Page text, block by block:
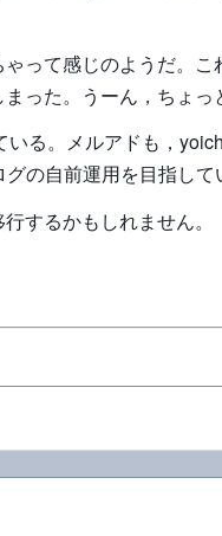
って感じのようだ。こ
った。うーん，ちょっ
る。メルアドも，
の自前運用を目指して
するかもしれません。